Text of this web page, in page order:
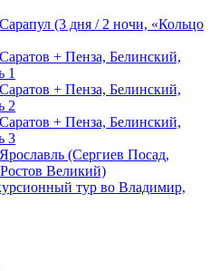
(3 дня / 2 ночи, «Кольцо
+ Пенза, Белинский,
1
+ Пенза, Белинский,
2
+ Пенза, Белинский,
3
(Сергиев Посад,
Великий)
тур во Владимир,